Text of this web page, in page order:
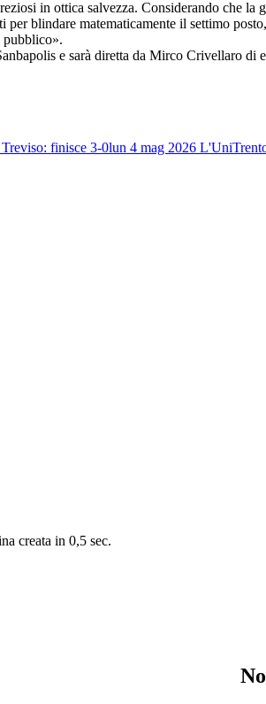
in ottica salvezza. Considerando che
blindare matematicamente il settimo
pubblico».
e sarà diretta da Mirco Crivellaro di
finisce 3-0lun 4 mag 2026
creata in 0,5 sec.